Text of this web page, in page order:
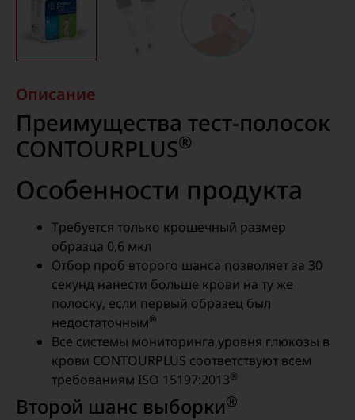
Описание
Преимущества тест-полосок
CONTOURPLUS®
Особенности продукта
Требуется только крошечный размер
образца 0,6 мкл
Отбор проб второго шанса позволяет за 30
секунд нанести больше крови на ту же
полоску, если первый образец был
недостаточным®
Все системы мониторинга уровня глюкозы в
крови CONTOURPLUS соответствуют всем
требованиям ISO 15197:2013®
Второй шанс выборки®